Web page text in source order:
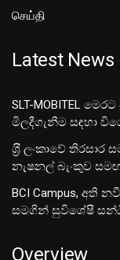
செய்தி
Latest News
SLT-MOBITEL
මිලදීගැනීම සඳහා
ශ‍්‍රී ලංකාවේ තිරසාර
නැෂනල් බැංකුව
BCI Campus, අති
සමගින් සුවිශේෂී
Overview